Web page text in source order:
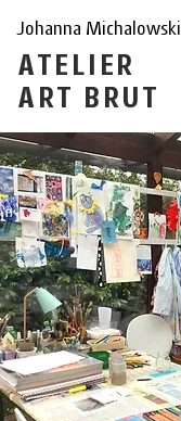
ATELIER
ART BRUT
Johanna Michalowski